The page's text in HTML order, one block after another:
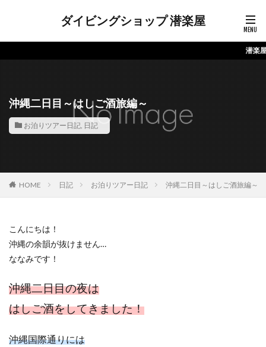
ダイビングショップ 潜楽屋
潜楽屋のホームペー
沖縄二日目～はしご酒旅編～
お泊りツアー日記, 日記
HOME 日記 お泊りツアー日記 沖縄二日目～はしご酒旅編～
こんにちは！
沖縄の余韻が抜けません…
ななみです！
沖縄二日目の夜は
はしご酒をしてきました！
沖縄国際通りには